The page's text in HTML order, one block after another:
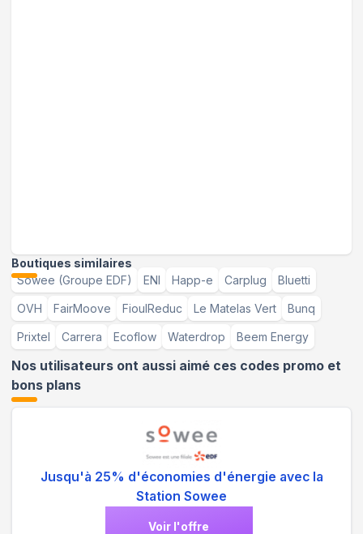
Boutiques similaires
Sowee (Groupe EDF)
ENI Happ-e Carplug Bluetti
OVH FairMoove FioulReduc Le Matelas Vert Bunq
Prixtel Carrera Ecoflow Waterdrop Beem Energy
Nos utilisateurs ont aussi aimé ces codes promo et
bons plans
Jusqu'à 25% d'économies d'énergie avec la
Station Sowee
Voir l'offre